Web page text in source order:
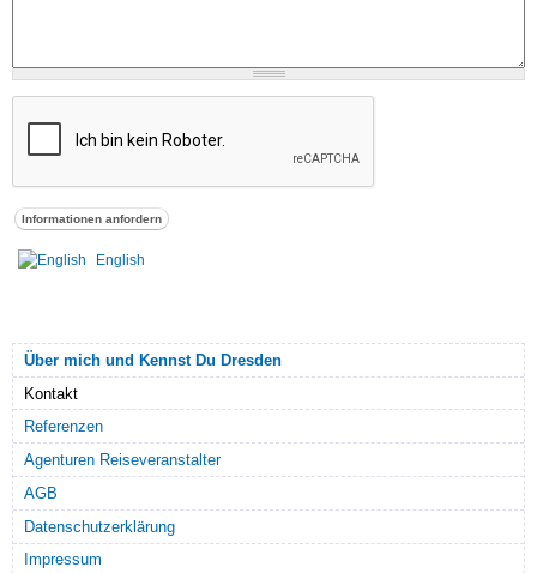
English
Über mich und Kennst Du Dresden
Kontakt
Referenzen
Agenturen Reiseveranstalter
AGB
Datenschutzerklärung
Impressum